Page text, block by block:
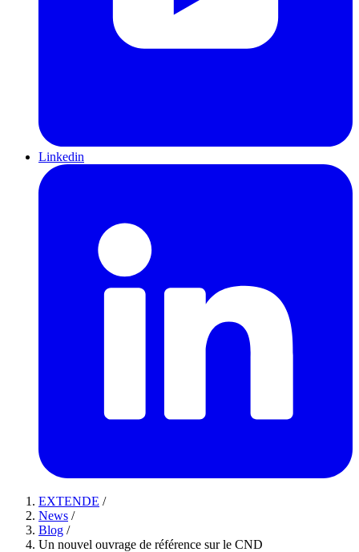
Linkedin
EXTENDE /
News /
Blog /
Un nouvel ouvrage de référence sur le CND